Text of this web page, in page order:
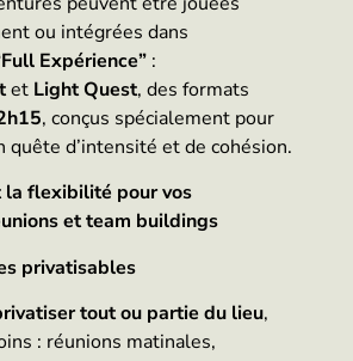
ou intégrées dans
Expérience” :
et Light Quest, des formats
, conçus spécialement pour
quête d’intensité et de cohésion.
la flexibilité pour vos
et team buildings
privatisables
tout ou partie du lieu,
: réunions matinales,